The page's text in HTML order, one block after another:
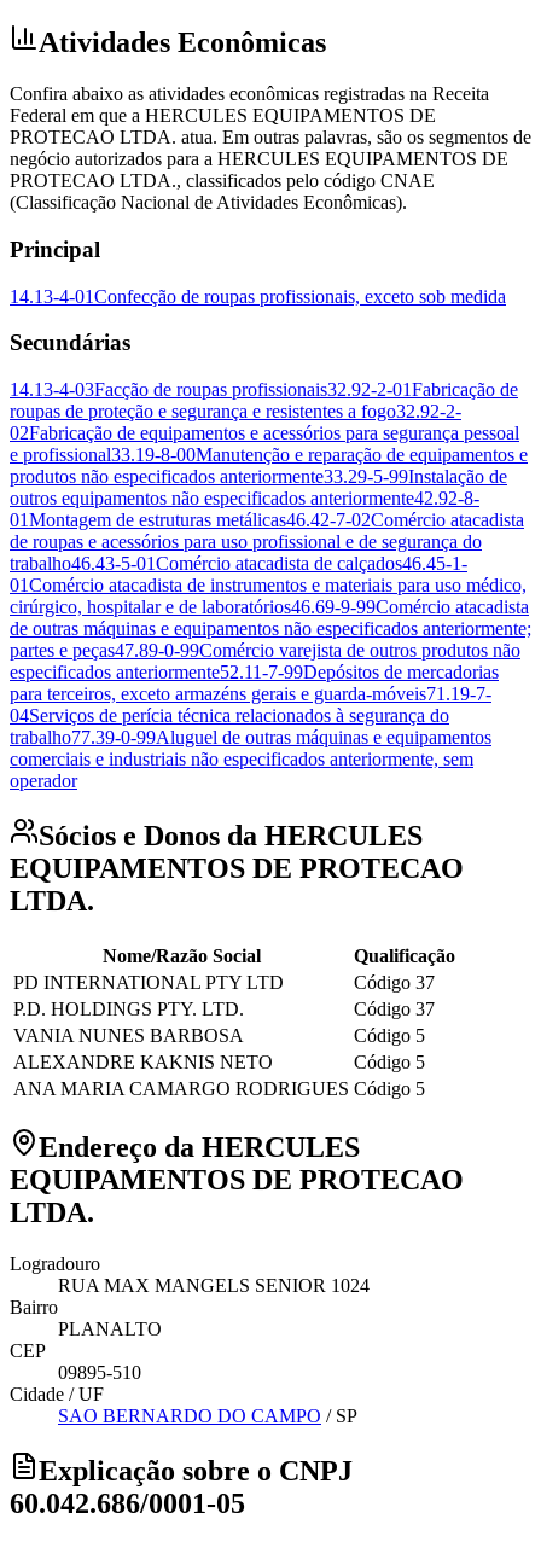
Atividades Econômicas
Confira abaixo as atividades econômicas registradas na Receita
Federal em que a HERCULES EQUIPAMENTOS DE
PROTECAO LTDA. atua. Em outras palavras, são os segmentos de
negócio autorizados para a HERCULES EQUIPAMENTOS DE
PROTECAO LTDA., classificados pelo código CNAE
(Classificação Nacional de Atividades Econômicas).
Principal
14.13-4-01Confecção de roupas profissionais, exceto sob medida
Secundárias
14.13-4-03Facção de roupas profissionais32.92-2-01Fabricação de
roupas de proteção e segurança e resistentes a fogo32.92-2-
02Fabricação de equipamentos e acessórios para segurança pessoal
e profissional33.19-8-00Manutenção e reparação de equipamentos e
produtos não especificados anteriormente33.29-5-99Instalação de
outros equipamentos não especificados anteriormente42.92-8-
01Montagem de estruturas metálicas46.42-7-02Comércio atacadista
de roupas e acessórios para uso profissional e de segurança do
trabalho46.43-5-01Comércio atacadista de calçados46.45-1-
01Comércio atacadista de instrumentos e materiais para uso médico,
cirúrgico, hospitalar e de laboratórios46.69-9-99Comércio atacadista
de outras máquinas e equipamentos não especificados anteriormente;
partes e peças47.89-0-99Comércio varejista de outros produtos não
especificados anteriormente52.11-7-99Depósitos de mercadorias
para terceiros, exceto armazéns gerais e guarda-móveis71.19-7-
04Serviços de perícia técnica relacionados à segurança do
trabalho77.39-0-99Aluguel de outras máquinas e equipamentos
comerciais e industriais não especificados anteriormente, sem
operador
Sócios e Donos da HERCULES
EQUIPAMENTOS DE PROTECAO
LTDA.
Nome/Razão Social
Qualificação
PD INTERNATIONAL PTY LTD
Código 37
P.D. HOLDINGS PTY. LTD.
Código 37
VANIA NUNES BARBOSA
Código 5
ALEXANDRE KAKNIS NETO
Código 5
ANA MARIA CAMARGO RODRIGUES Código 5
Endereço da HERCULES
EQUIPAMENTOS DE PROTECAO
LTDA.
Logradouro
RUA MAX MANGELS SENIOR 1024
Bairro
PLANALTO
CEP
09895-510
Cidade / UF
SAO BERNARDO DO CAMPO / SP
Explicação sobre o CNPJ
60.042.686/0001-05